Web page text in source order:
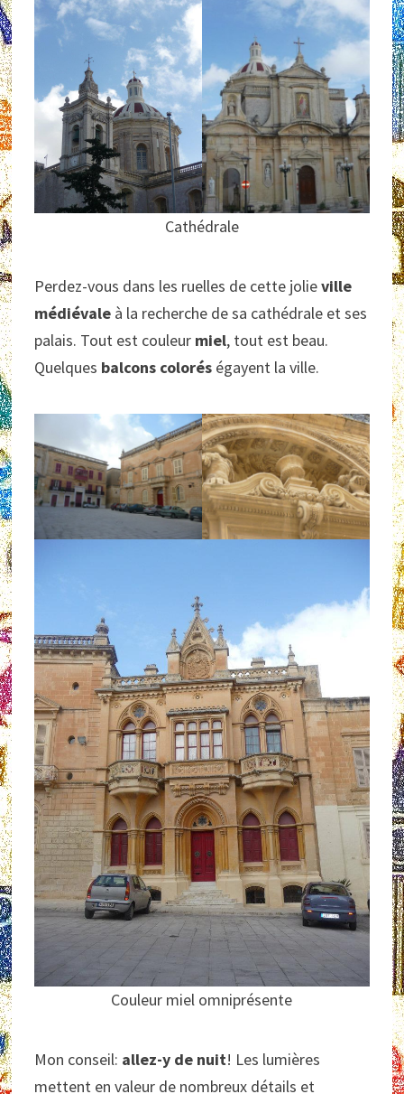
Cathédrale
Perdez-vous dans les ruelles de cette jolieville
médiévale à la recherche de sa cathédrale et ses
palais. Tout est couleur miel, tout est beau.
Quelques balcons colorés égayent la ville.
Couleur miel omniprésente
Mon conseil: allez-y de nuit! Les lumières
mettent en valeur de nombreux détails et